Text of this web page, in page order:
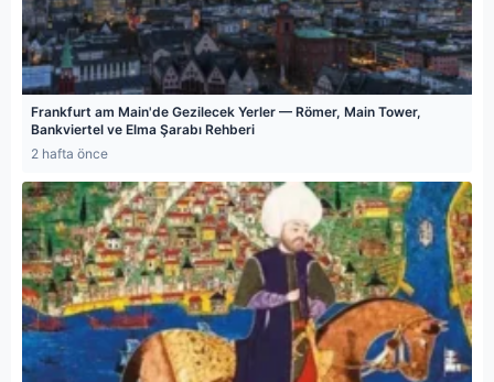
Frankfurt am Main'de Gezilecek Yerler — Römer, Main Tower,
Bankviertel ve Elma Şarabı Rehberi
2 hafta önce